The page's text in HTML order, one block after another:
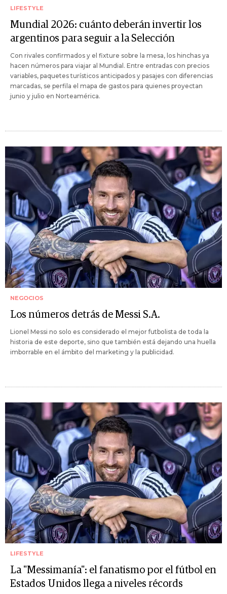
LIFESTYLE
Mundial 2026: cuánto deberán invertir los
argentinos para seguir a la Selección
Con rivales confirmados y el fixture sobre la mesa, los hinchas ya
hacen números para viajar al Mundial. Entre entradas con precios
variables, paquetes turísticos anticipados y pasajes con diferencias
marcadas, se perfila el mapa de gastos para quienes proyectan
junio y julio en Norteamérica.
NEGOCIOS
Los números detrás de Messi S.A.
Lionel Messi no solo es considerado el mejor futbolista de toda la
historia de este deporte, sino que también está dejando una huella
imborrable en el ámbito del marketing y la publicidad.
LIFESTYLE
La "Messimanía": el fanatismo por el fútbol en
Estados Unidos llega a niveles récords